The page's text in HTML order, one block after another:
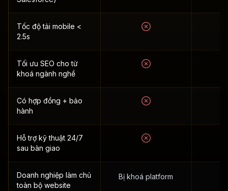
Tốc độ tải mobile <
2.5s
Tối ưu SEO cho từ
khoá ngành nghề
Có hợp đồng + bảo
hành
Hỗ trợ kỹ thuật 24/7
sau bàn giao
Doanh nghiệp làm chủ
toàn bộ website
Bị khoá platform